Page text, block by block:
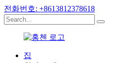
전화번호: +8613812378618
집